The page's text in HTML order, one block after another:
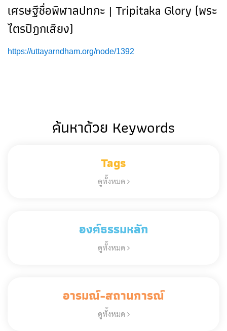
เศรษฐีชื่อพิฬาลปทกะ | Tripitaka Glory (พระ
ไตรปิฎกเสียง)
https://uttayarndham.org/node/1392
ค้นหาด้วย Keywords
Tags
ดูทั้งหมด
องค์ธรรมหลัก
ดูทั้งหมด
อารมณ์-สถานการณ์
ดูทั้งหมด